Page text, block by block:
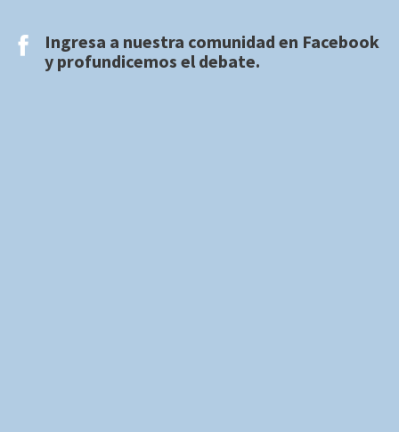
Ingresa a nuestra comunidad en Facebook
y profundicemos el debate.